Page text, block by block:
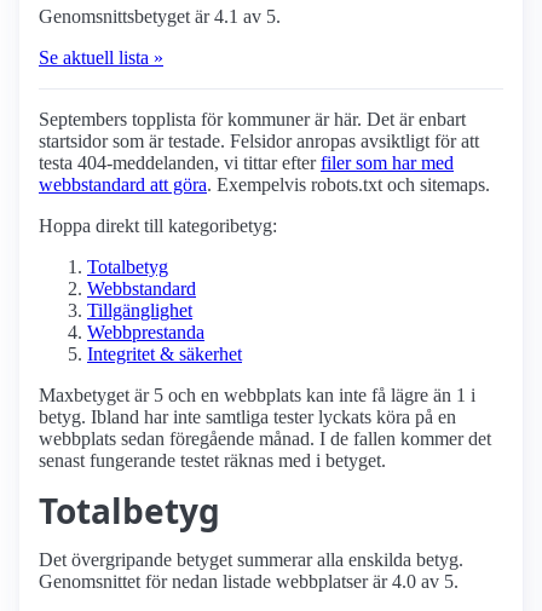
Genomsnittsbetyget är 4.1 av 5.
Se aktuell lista »
Septembers topplista för kommuner är här. Det är enbart
startsidor som är testade. Felsidor anropas avsiktligt för att
testa 404-meddelanden, vi tittar efterfiler som har med
webbstandard att göra. Exempelvis robots.txt och sitemaps.
Hoppa direkt till kategoribetyg:
Totalbetyg
Webbstandard
Tillgänglighet
Webbprestanda
Integritet & säkerhet
Maxbetyget är 5 och en webbplats kan inte få lägre än 1 i
betyg. Ibland har inte samtliga tester lyckats köra på en
webbplats sedan föregående månad. I de fallen kommer det
senast fungerande testet räknas med i betyget.
Totalbetyg
Det övergripande betyget summerar alla enskilda betyg.
Genomsnittet för nedan listade webbplatser är 4.0 av 5.